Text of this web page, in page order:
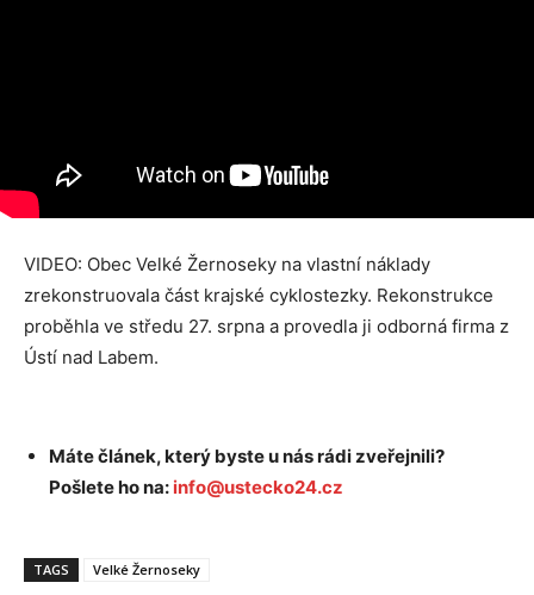
VIDEO: Obec Velké Žernoseky na vlastní náklady
zrekonstruovala část krajské cyklostezky. Rekonstrukce
proběhla ve středu 27. srpna a provedla ji odborná firma z
Ústí nad Labem.
Máte článek, který byste u nás rádi zveřejnili?
Pošlete ho na: info@ustecko24.cz
TAGS Velké Žernoseky